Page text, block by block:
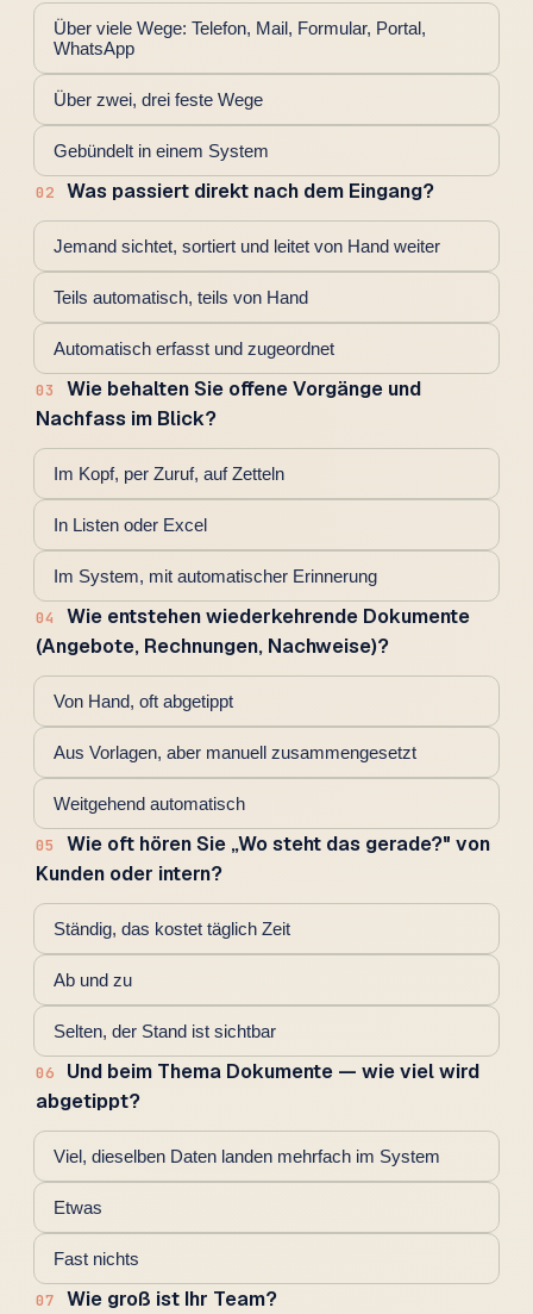
Über viele Wege: Telefon, Mail, Formular, Portal,
WhatsApp
Über zwei, drei feste Wege
Gebündelt in einem System
02 Was passiert direkt nach dem Eingang?
Jemand sichtet, sortiert und leitet von Hand weiter
Teils automatisch, teils von Hand
Automatisch erfasst und zugeordnet
03
Wie behalten Sie offene Vorgänge und
Nachfass im Blick?
Im Kopf, per Zuruf, auf Zetteln
In Listen oder Excel
Im System, mit automatischer Erinnerung
04
Wie entstehen wiederkehrende Dokumente
(Angebote, Rechnungen, Nachweise)?
Von Hand, oft abgetippt
Aus Vorlagen, aber manuell zusammengesetzt
Weitgehend automatisch
05
Wie oft hören Sie „Wo steht das gerade?" von
Kunden oder intern?
Ständig, das kostet täglich Zeit
Ab und zu
Selten, der Stand ist sichtbar
06
Und beim Thema Dokumente — wie viel wird
abgetippt?
Viel, dieselben Daten landen mehrfach im System
Etwas
Fast nichts
07 Wie groß ist Ihr Team?